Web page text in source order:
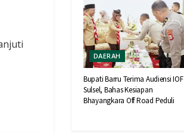
DAERAH
Bupati Barru Terima Audiensi IOF
Sulsel, Bahas Kesiapan
Bhayangkara Off Road Peduli